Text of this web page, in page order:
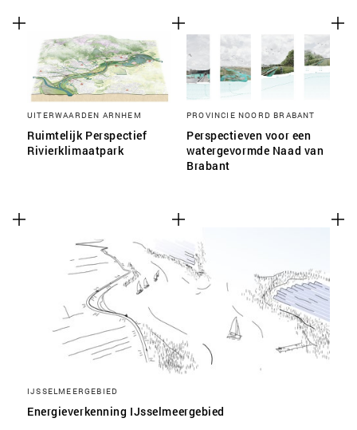
UITERWAARDEN ARNHEM
Ruimtelijk Perspectief
Rivierklimaatpark
PROVINCIE NOORD BRABANT
Perspectieven voor een
watergevormde Naad van
Brabant
IJSSELMEERGEBIED
Energieverkenning IJsselmeergebied